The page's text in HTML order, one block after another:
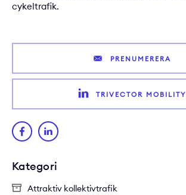
Kategori
Attraktiv kollektivtrafik
cykeltrafik.
PRENUMERERA
TRIVECTOR MOBILITY